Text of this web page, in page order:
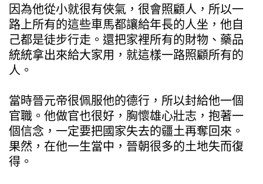
因為他從小就很有俠氣，很會照顧人，所以一
路上所有的這些車馬都讓給年長的人坐，他自
己都是徒步行走。還把家裡所有的財物、藥品
統統拿出來給大家用，就這樣一路照顧所有的
人。
當時晉元帝很佩服他的德行，所以封給他一個
官職。他做官也很好，胸懷雄心壯志，抱著一
個信念，一定要把國家失去的疆土再奪回來。
果然，在他一生當中，晉朝很多的土地失而復
得。